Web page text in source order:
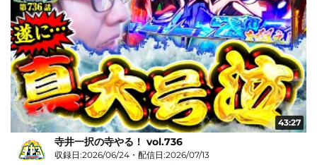
43:27
寺井一択の寺やる！ vol.736
収録日:2026/06/24・配信日:2026/07/13